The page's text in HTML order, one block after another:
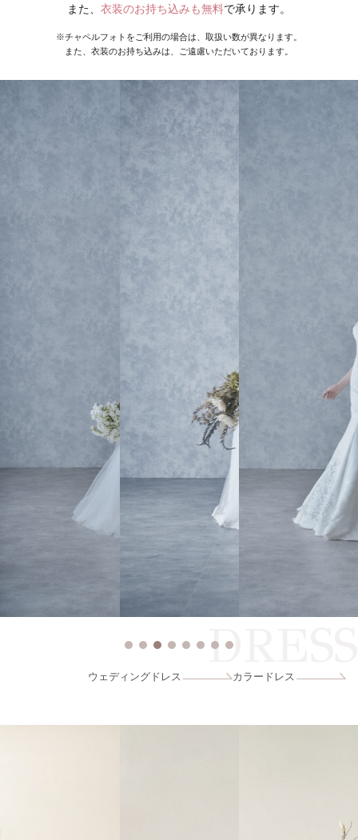
また、 衣装のお持ち込みも無料で承ります。
※チャペルフォトをご利用の場合は、取扱い数が異なります。
また、衣装のお持ち込みは、ご遠慮いただいております。
DRESS
ウェディングドレス カラードレス